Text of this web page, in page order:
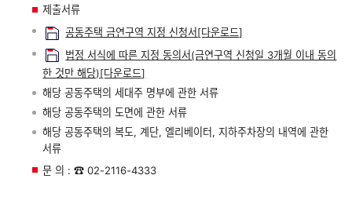
제출서류
공동주택 금연구역 지정 신청서[다운로드]
법정 서식에 따른 지정 동의서(금연구역 신청일 3개월 이내 동의
한 것만 해당)[다운로드]
해당 공동주택의 세대주 명부에 관한 서류
해당 공동주택의 도면에 관한 서류
해당 공동주택의 복도, 계단, 엘리베이터, 지하주차장의 내역에 관한
서류
문 의 : ☎ 02-2116-4333